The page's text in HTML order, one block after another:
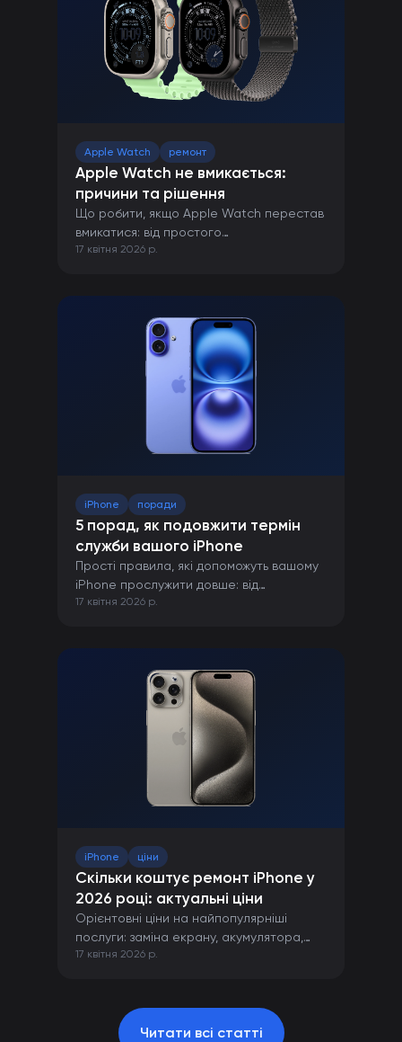
Apple Watch ремонт
Apple Watch не вмикається:
причини та рішення
Що робити, якщо Apple Watch перестав
вмикатися: від простого
перезавантаження до ремонту в сервісі.
17 квітня 2026 р.
iPhone поради
5 порад, як подовжити термін
служби вашого iPhone
Прості правила, які допоможуть вашому
iPhone прослужити довше: від
правильної зарядки до захисту від
17 квітня 2026 р.
iPhone ціни
Скільки коштує ремонт iPhone у
2026 році: актуальні ціни
Орієнтовні ціни на найпопулярніші
послуги: заміна екрану, акумулятора,
камери та інших компонентів iPhone.
17 квітня 2026 р.
Читати всі статті